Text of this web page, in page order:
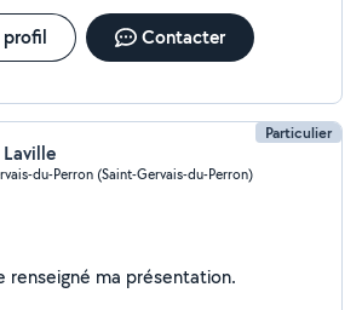
profil Contacter
Particulier
Laville
du-Perron (Saint-Gervais-du-Perron)
Je n'ai pas encore renseigné ma présentation.